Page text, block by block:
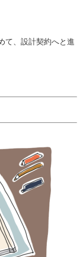
て、設計契約へと進